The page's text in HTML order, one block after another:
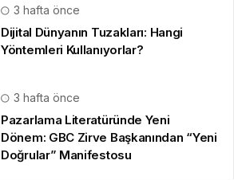
3 hafta önce
Dijital Dünyanın Tuzakları: Hangi
Yöntemleri Kullanıyorlar?
3 hafta önce
Pazarlama Literatüründe Yeni
Dönem: GBC Zirve Başkanından “Yeni
Doğrular” Manifestosu